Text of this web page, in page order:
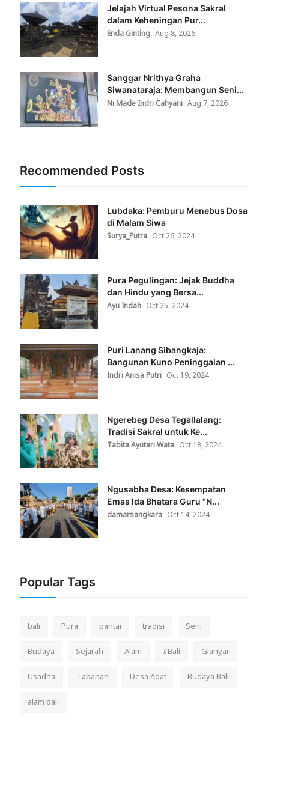
Jelajah Virtual Pesona Sakral
dalam Keheningan Pur...
Enda Ginting Aug 8, 2026
Sanggar Nrithya Graha
Siwanataraja: Membangun Seni...
Ni Made Indri Cahyani Aug 7, 2026
Recommended Posts
Lubdaka: Pemburu Menebus Dosa
di Malam Siwa
Surya_Putra Oct 26, 2024
Pura Pegulingan: Jejak Buddha
dan Hindu yang Bersa...
Ayu Indah Oct 25, 2024
Puri Lanang Sibangkaja:
Bangunan Kuno Peninggalan ...
Indri Anisa Putri Oct 19, 2024
Ngerebeg Desa Tegallalang:
Tradisi Sakral untuk Ke...
Tabita Ayutari Wata Oct 18, 2024
Ngusabha Desa: Kesempatan
Emas Ida Bhatara Guru "N...
damarsangkara Oct 14, 2024
Popular Tags
bali Pura pantai tradisi
Seni
Budaya
Sejarah Alam #Bali
Gianyar
Usadha
Tabanan Desa Adat
Budaya Bali
alam bali